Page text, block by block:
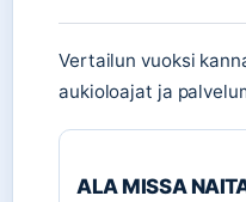
Vertailun vuoksi
aukioloajat ja
ALA MISSA